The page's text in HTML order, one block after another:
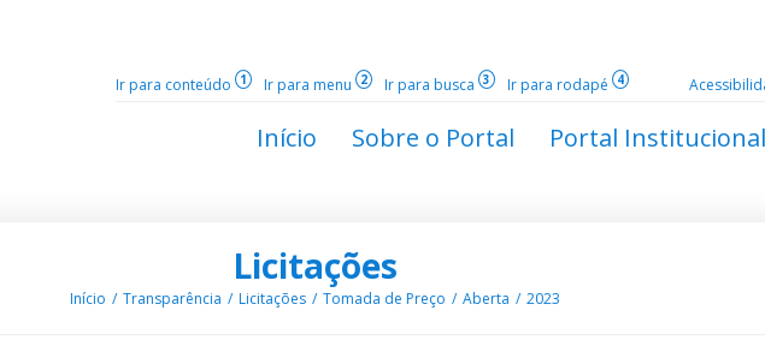
Ir para conteúdo 1 Ir para menu 2 Ir para busca 3 Ir para rodapé 4
Início Sobre o Portal Portal Institucional
Licitações
Início Transparência Licitações Tomada de Preço Aberta 2023